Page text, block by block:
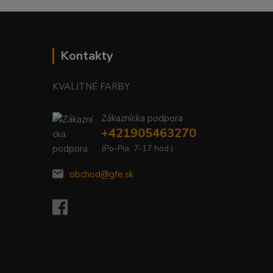
Kontakty
KVALITNÉ FARBY
Zákaznícka podpora
+421905463270
(Po-Pia, 7-17 hod.)
obchod@gfe.sk